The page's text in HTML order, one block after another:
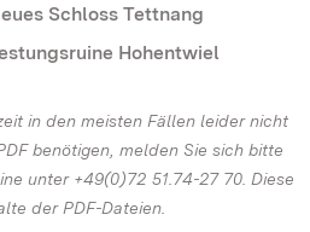
Schloss Tettnang
Hohentwiel
in den meisten Fällen leider nicht
benötigen, melden Sie sich bitte
unter +49(0)72 51.74-27 70. Diese
der PDF-Dateien.